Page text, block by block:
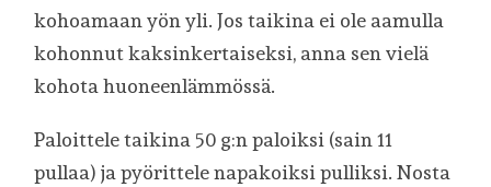
kohoamaan yön yli. Jos taikina ei ole aamulla
kohonnut kaksinkertaiseksi, anna sen vielä
kohota huoneenlämmössä.
Paloittele taikina 50 g:n paloiksi (sain 11
pullaa) ja pyörittele napakoiksi pulliksi. Nosta